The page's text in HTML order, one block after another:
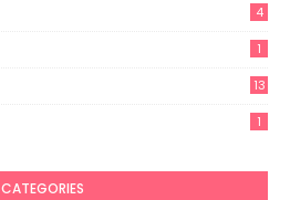
4
1
13
1
CATEGORIES